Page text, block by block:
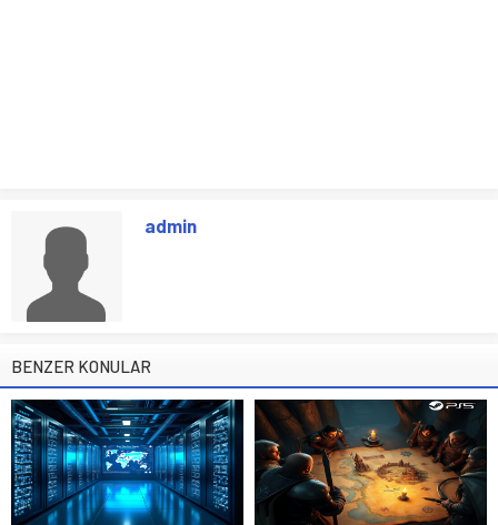
admin
BENZER KONULAR